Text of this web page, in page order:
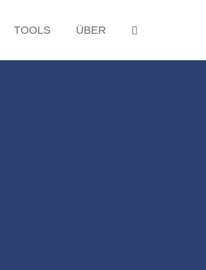
TOOLS ÜBER